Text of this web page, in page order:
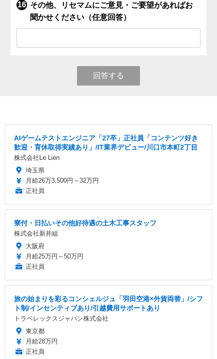
その他、リセマムにご意見・ご要望があればお
聞かせください（任意回答）
回答する
AIゲームテストエンジニア「27卒」正社員「コンテンツ好き
歓迎・育休取得実績あり」/IT業界デビュー/川口市本町2丁目
株式会社Le Lien
埼玉県
月給26万3,500円～32万円
正社員
寮付・日払いその他好待遇の土木工事スタッフ
株式会社新井組
大阪府
月給25万円～50万円
正社員
旅の始まりを彩るコンシェルジュ「羽田空港×外貨両替」/シフ
ト制/インセンティブあり/引越費用サポートあり
トラベレックスジャパン株式会社
東京都
月給28万円
正社員